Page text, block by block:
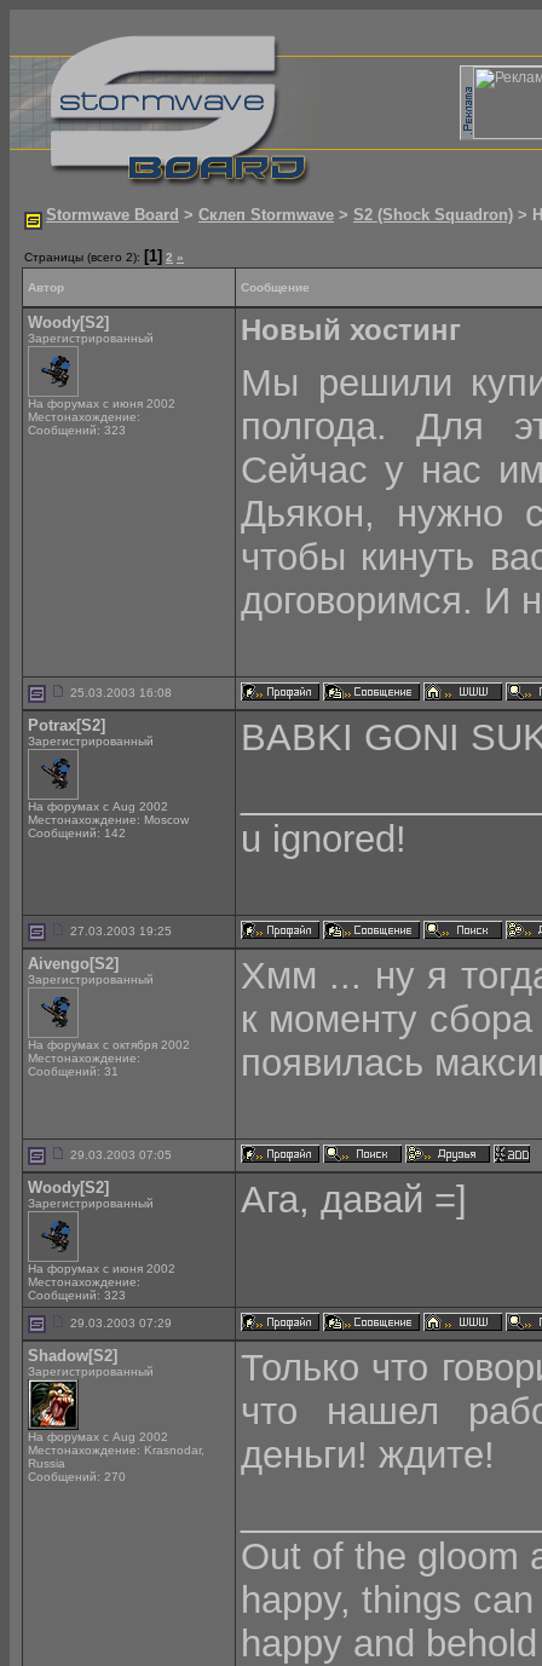
Stormwave Board > Склеп Stormwave > S2 (Shock Squadron) >
Страницы (всего 2): [1] 2 »
Автор Сообщение
Woody[S2]
Зарегистрированный
На форумах с июня 2002
Местонахождение:
Сообщений: 323
Новый хостинг
Мы решили
полгода. Для
Сейчас у нас
Дьякон, нужно
чтобы кинуть
договоримся. И
25.03.2003 16:08
Potrax[S2]
Зарегистрированный
На форумах с Aug 2002
Местонахождение: Moscow
Сообщений: 142
BABKI GONI
u ignored!
27.03.2003 19:25
Aivengo[S2]
Зарегистрированный
На форумах с октября 2002
Местонахождение:
Сообщений: 31
Хмм ... ну я
к моменту
появилась
29.03.2003 07:05
Woody[S2]
Зарегистрированный
На форумах с июня 2002
Местонахождение:
Сообщений: 323
Ага, давай =]
29.03.2003 07:29
Shadow[S2]
Зарегистрированный
На форумах с Aug 2002
Местонахождение: Krasnodar,
Russia
Сообщений: 270
Только что
что нашел
деньги! ждите!
Out of the gloom
happy, things
happy and